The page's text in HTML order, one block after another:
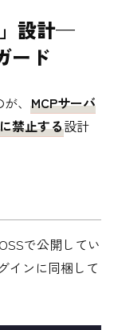
設計—
ード
、 MCPサーバ
禁止する設計
で公開してい
インに同梱して